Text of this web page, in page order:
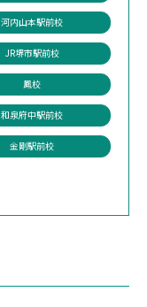
河内山本駅前校
JR堺市駅前校
鳳校
和泉府中駅前校
金剛駅前校
1